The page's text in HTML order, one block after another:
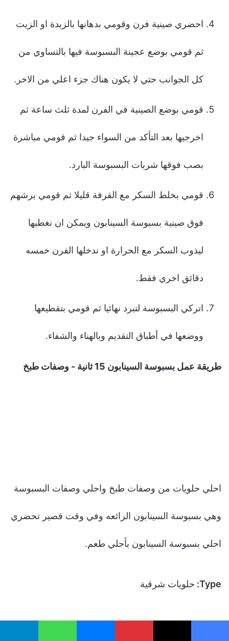
احضري صينية فرن وقومي بدهانها بالزبدة او الزيت
ثم قومي بوضع عجينة البسبوسة فيها بالتساوي من
كل الجوانب حتي لا يكون هناك جزء اعلي من الاخر.
قومي بوضع الصينية في الفرن لمدة ثلث ساعة ثم
اخرجيها بعد التأكد من السواء جيدا ثم قومي مباشرة
بصب فوقها شربات البسبوسة البارد.
قومي بخلط السكر مع القرفة قليلا ثم قومي برشهم
فوق صينية بسبوسة السينابون ويمكن ان نغطيها
ليذوب السكر مع الحرارة او ندخلها الفرن خمسه
دقائق اخري فقط.
اتركي البسبوسة لتبرد نهائيا ثم قومي بتقطيعها
ووضعها في أطباق التقديم وبالهناء والشفاء.
طريقة عمل بسبوسة السينابون 15 ثانية - وصفات طبخ
احلي حلويات من وصفات طبخ واحلي وصفات البسبوسة
وهي بسبوسة السينابون الرائعه وفي وقت قصير تحضري
احلي بسبوسة السينابون بأحلي طعم.
Type: حلويات شرقية